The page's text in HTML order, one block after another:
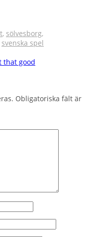
, sölvesborg,
svenska spel
that good
Obligatoriska fält är